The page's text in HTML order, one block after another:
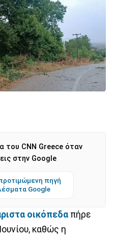
του CNN Greece όταν
στην Google
πηγή
Google
οικόπεδα πήρε
καθώς η